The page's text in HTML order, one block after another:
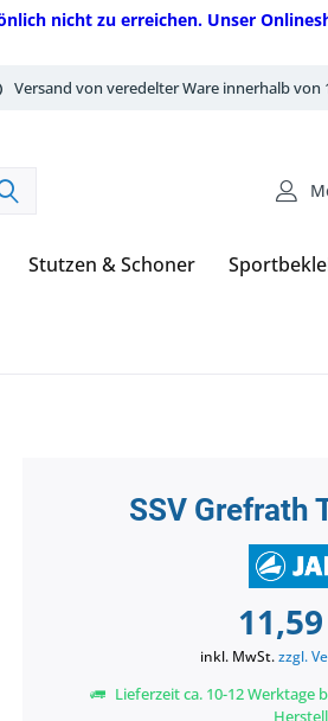
nicht zu erreichen. Unser
Versand von veredelter Ware innerhalb von
Stutzen & Schoner
SSV Grefrath
inkl. MwSt.zzgl.
Lieferzeit ca. 10-12